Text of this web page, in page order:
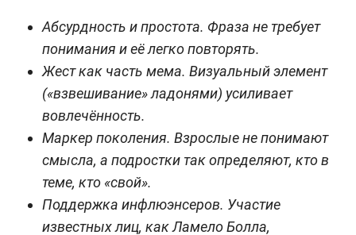
Абсурдность и простота. Фраза не требует
понимания и её легко повторять.
Жест как часть мема. Визуальный элемент
(«взвешивание» ладонями) усиливает
вовлечённость.
Маркер поколения. Взрослые не понимают
смысла, а подростки так определяют, кто в
теме, кто «свой».
Поддержка инфлюэнсеров. Участие
известных лиц, как Ламело Болла,